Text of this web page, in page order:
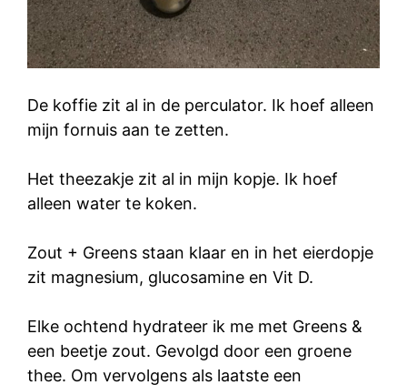
De koffie zit al in de perculator. Ik hoef alleen
mijn fornuis aan te zetten.
Het theezakje zit al in mijn kopje. Ik hoef
alleen water te koken.
Zout + Greens staan klaar en in het eierdopje
zit magnesium, glucosamine en Vit D.
Elke ochtend hydrateer ik me met Greens &
een beetje zout. Gevolgd door een groene
thee. Om vervolgens als laatste een